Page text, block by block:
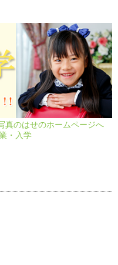
のはせのホームページへ
・入学